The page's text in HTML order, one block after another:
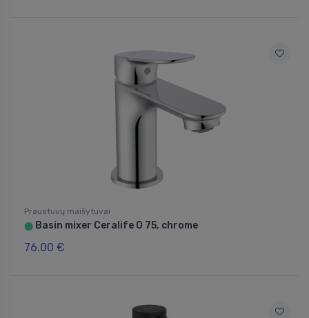
Praustuvų maišytuvai
⬤ Basin mixer Ceralife O 75, chrome
76.00 €